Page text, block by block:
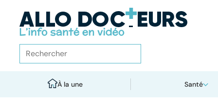
À la une Santé